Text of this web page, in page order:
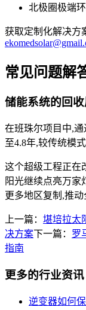
北极圈极端
获取定制化解决方
常见问题解
储能系统的回收
在班珠尔项目中,
至4.8年,较传统模
这个超级工程正
阳光继续点亮万家
更多地区复制,推动
上一篇： 堪培拉太
决方案下一篇： 罗
指南
更多的行业资讯
逆变器如何